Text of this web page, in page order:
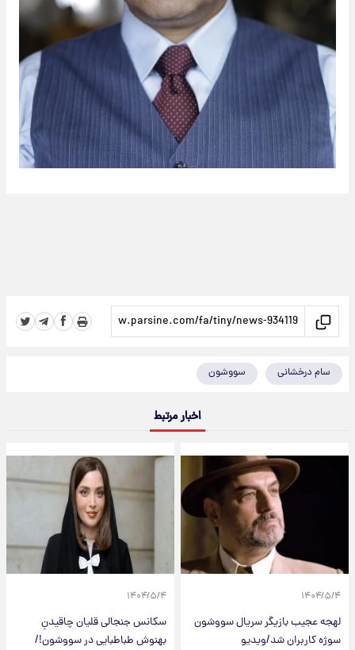
سام درخشانی سووشون
اخبار مرتبط
۱۴۰۴/۵/۴
لهجه عجیب بازیگر سریال سووشون
سوژه کاربران شد/ویدیو
۱۴۰۴/۵/۴
سکانس جنجالی قلیان چاقیدنِ
بهنوش طباطبایی در سووشون!/